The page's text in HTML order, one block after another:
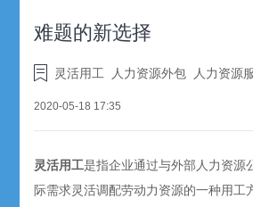
难题的新选择
灵活用工 人力资源外包 人力资源
2020-05-18 17:35
灵活用工是指企业通过与外部人力资源
际需求灵活调配劳动力资源的一种用工